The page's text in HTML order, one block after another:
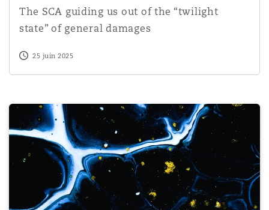
The SCA guiding us out of the “twilight
state” of general damages
25 juin 2025
Risky Business | Series 2, Episode 5 | Commercial